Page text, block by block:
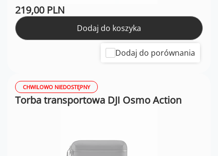
219,00 PLN
Dodaj do koszyka
Dodaj do porównania
CHWILOWO NIEDOSTĘPNY
Torba transportowa DJI Osmo Action